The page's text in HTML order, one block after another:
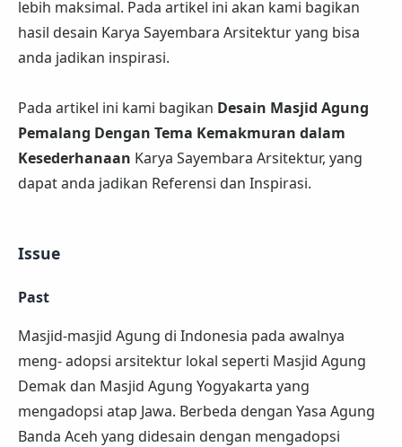
lebih maksimal. Pada artikel ini akan kami bagikan
hasil desain Karya Sayembara Arsitektur yang bisa
anda jadikan inspirasi.
Pada artikel ini kami bagikan Desain Masjid Agung
Pemalang Dengan Tema Kemakmuran dalam
Kesederhanaan Karya Sayembara Arsitektur, yang
dapat anda jadikan Referensi dan Inspirasi.
Issue
Past
Masjid-masjid Agung di Indonesia pada awalnya
meng- adopsi arsitektur lokal seperti Masjid Agung
Demak dan Masjid Agung Yogyakarta yang
mengadopsi atap Jawa. Berbeda dengan Yasa Agung
Banda Aceh yang didesain dengan mengadopsi